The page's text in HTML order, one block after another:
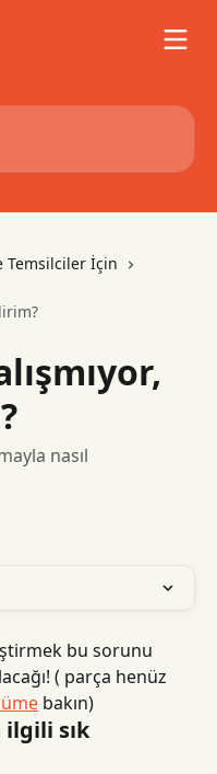
Temsilciler İçin
nasıl
bu sorunu
( parça henüz
bakın)
ilgili sık